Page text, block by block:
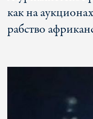
как на
рабство